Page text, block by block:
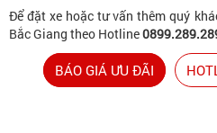
Để đặt xe hoặc tư vấn thêm quý
Bắc Giang theo Hotline
BÁO GIÁ ƯU ĐÃI